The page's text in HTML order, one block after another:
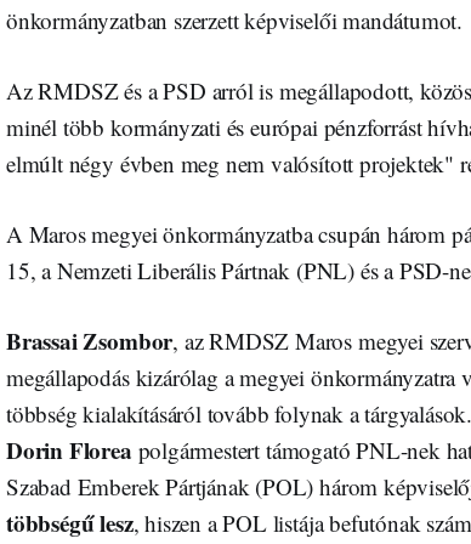
önkormányzatban szerzett képviselői mandátumot.
Az RMDSZ és a PSD arról is megállapodott,
minél több kormányzati és európai pénzforrást
elmúlt négy évben meg nem valósított projektek"
A Maros megyei önkormányzatba csupán három
15, a Nemzeti Liberális Pártnak (PNL) és a PSD-
Brassai Zsombor, az RMDSZ Maros megyei
megállapodás kizárólag a megyei
többség kialakításáról tovább folynak a
Dorin Florea polgármestert támogató PNL-nek
Szabad Emberek Pártjának (POL) három
többségű lesz, hiszen a POL listája befutónak